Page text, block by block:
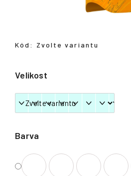
Barva
Velikost
Kód: Zvolte variantu